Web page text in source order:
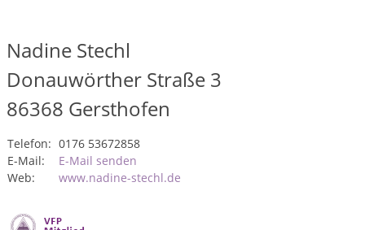
Nadine Stechl
Donauwörther Straße 3
86368 Gersthofen
Telefon: 0176 53672858
E-Mail:
E-Mail senden
Web:
www.nadine-stechl.de